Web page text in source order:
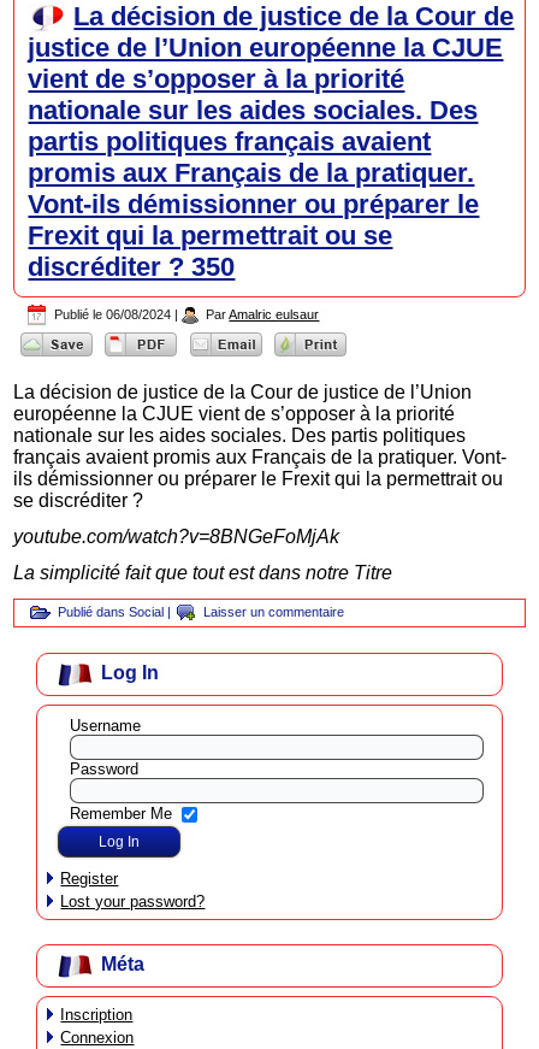
La décision de justice de la Cour de
justice de l’Union européenne la CJUE
vient de s’opposer à la priorité
nationale sur les aides sociales. Des
partis politiques français avaient
promis aux Français de la pratiquer.
Vont-ils démissionner ou préparer le
Frexit qui la permettrait ou se
discréditer ? 350
Publié le 06/08/2024 | Par Amalric eulsaur
La décision de justice de la Cour de justice de l’Union
européenne la CJUE vient de s’opposer à la priorité
nationale sur les aides sociales. Des partis politiques
français avaient promis aux Français de la pratiquer. Vont-
ils démissionner ou préparer le Frexit qui la permettrait ou
se discréditer ?
youtube.com/watch?v=8BNGeFoMjAk
La simplicité fait que tout est dans notre Titre
Publié dans Social | Laisser un commentaire
Log In
Username
Password
Remember Me
Register
Lost your password?
Méta
Inscription
Connexion